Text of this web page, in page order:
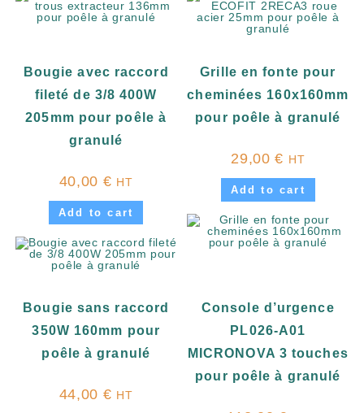
Bougie avec raccord
fileté de 3/8 400W
205mm pour poêle à
granulé
40,00 € HT
Add to cart
Grille en fonte pour
cheminées 160x160mm
pour poêle à granulé
29,00€ HT
Add to cart
Bougie sans raccord
350W 160mm pour
poêle à granulé
44,00 € HT
Console d’urgence
PL026-A01
MICRONOVA 3 touches
pour poêle à granulé